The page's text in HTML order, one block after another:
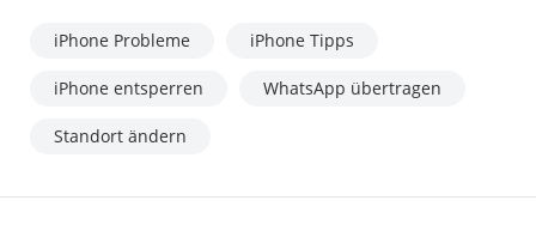
iPhone Probleme iPhone Tipps
iPhone entsperren WhatsApp übertragen
Standort ändern